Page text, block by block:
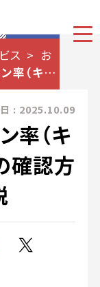
ス
お
率（キー
方を解説
: 2025.10.09
率（キ
確認方